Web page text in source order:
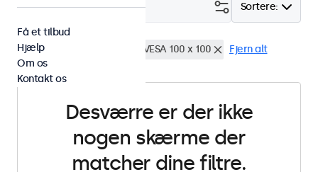
Sortere:
Filter (0)
7 tommer touchskærme VESA 100 x 100 Fjern alt
Desværre er der ikke
nogen skærme der
matcher dine filtre.
Få et tilbud
Hjælp
Om os
Kontakt os